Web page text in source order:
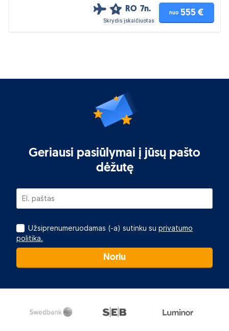
4 RO 7n.
Skrydis įskaičiuotas
nuo 555 €
Geriausi pasiūlymai į jūsų pašto
dėžutę
Užsiprenumeruodamas (-a) sutinku su privatumo
politika.
Noriu